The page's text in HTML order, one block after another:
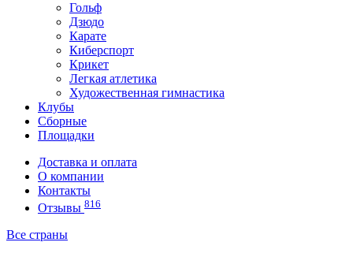
Гольф
Дзюдо
Карате
Киберспорт
Крикет
Легкая атлетика
Художественная гимнастика
Клубы
Сборные
Площадки
Доставка и оплата
О компании
Контакты
Отзывы 816
Все страны